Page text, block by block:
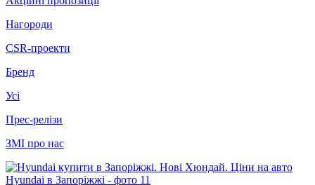
Нагороди
CSR-проекти
Бренд
Усі
Прес-релізи
ЗМІ про нас